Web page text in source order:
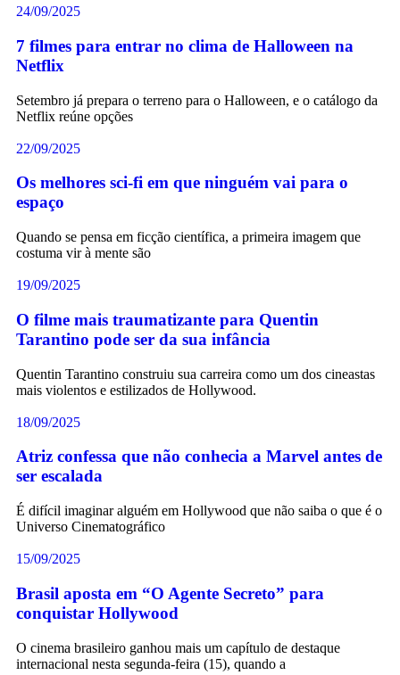
24/09/2025
7 filmes para entrar no clima de Halloween na
Netflix
Setembro já prepara o terreno para o Halloween, e o catálogo da
Netflix reúne opções
22/09/2025
Os melhores sci-fi em que ninguém vai para o
espaço
Quando se pensa em ficção científica, a primeira imagem que
costuma vir à mente são
19/09/2025
O filme mais traumatizante para Quentin
Tarantino pode ser da sua infância
Quentin Tarantino construiu sua carreira como um dos cineastas
mais violentos e estilizados de Hollywood.
18/09/2025
Atriz confessa que não conhecia a Marvel antes de
ser escalada
É difícil imaginar alguém em Hollywood que não saiba o que é o
Universo Cinematográfico
15/09/2025
Brasil aposta em “O Agente Secreto” para
conquistar Hollywood
O cinema brasileiro ganhou mais um capítulo de destaque
internacional nesta segunda-feira (15), quando a